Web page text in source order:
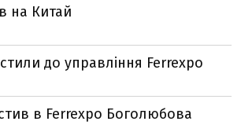
на Китай
до управління Ferrexpo
в Ferrexpo Боголюбова